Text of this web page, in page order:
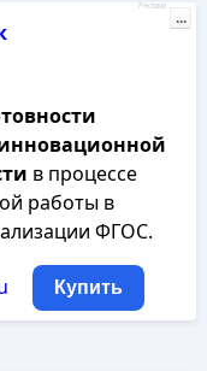
в процессе
работы в
ФГОС.
Купить
Реклама
...